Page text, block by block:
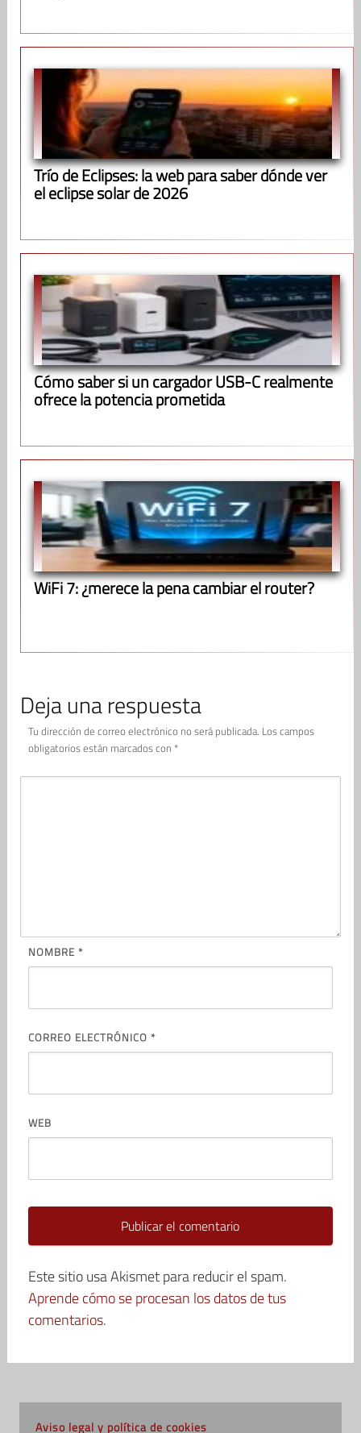
Trío de Eclipses: la web para saber dónde ver
el eclipse solar de 2026
Cómo saber si un cargador USB-C realmente
ofrece la potencia prometida
WiFi 7: ¿merece la pena cambiar el router?
Deja una respuesta
Tu dirección de correo electrónico no será publicada. Los campos
obligatorios están marcados con *
NOMBRE *
CORREO ELECTRÓNICO *
WEB
Este sitio usa Akismet para reducir el spam.
Aprende cómo se procesan los datos de tus
comentarios.
Aviso legal y política de cookies